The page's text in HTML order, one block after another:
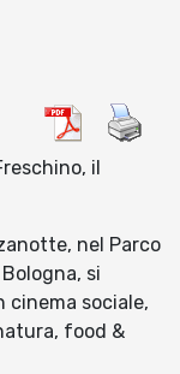
il
nel Parco
si
sociale,
food &